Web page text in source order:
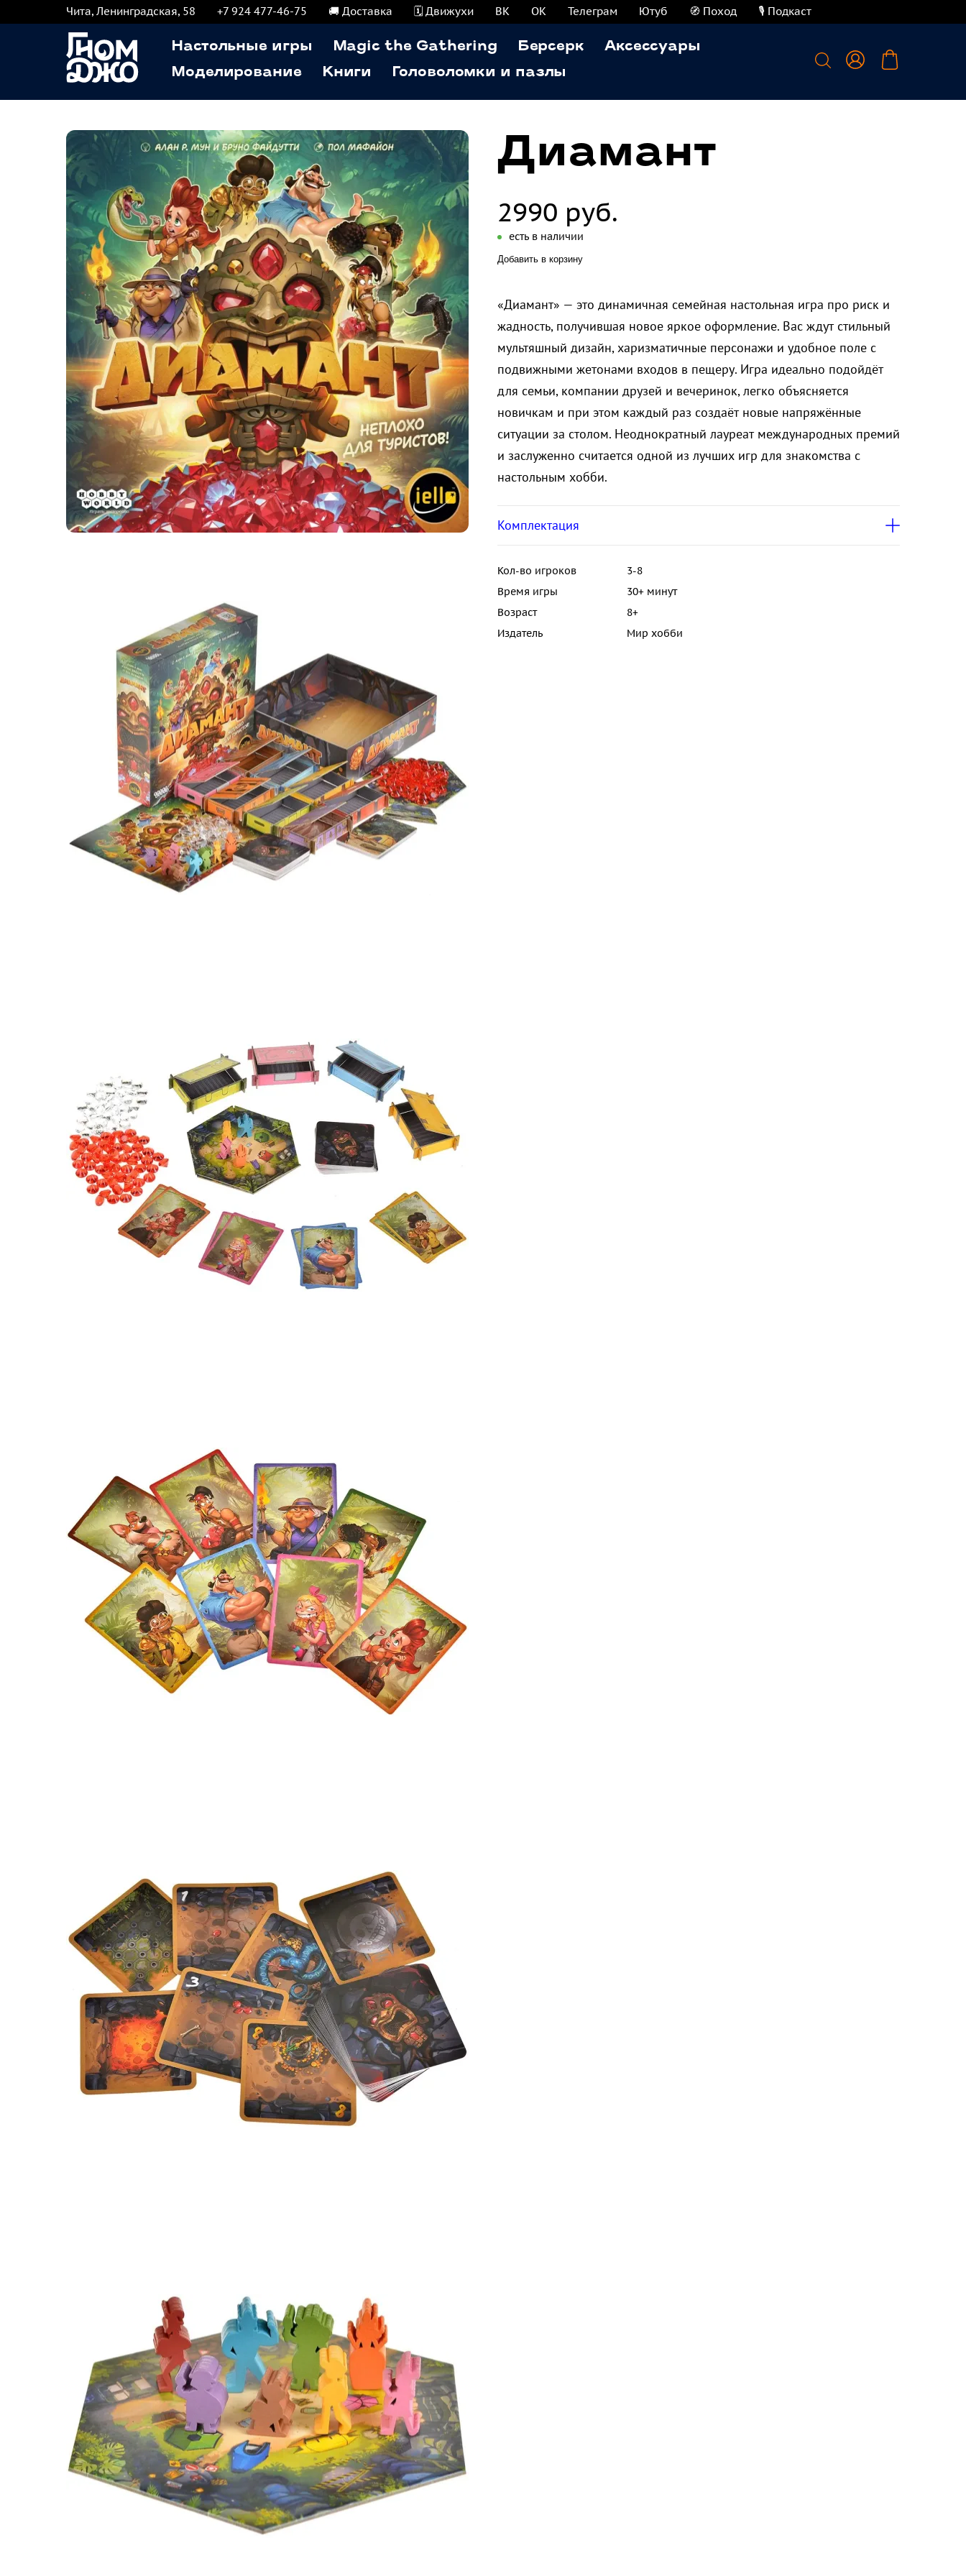
Чита, Ленинградская, 58 +7 924 477-46-75 🚚 Доставка 🗓️ Движухи ВК ОК Телеграм Ютуб 🧭 Поход 🎙️ Подкаст
Настольные игры Magic the Gathering Берсерк
Аксессуары
Моделирование
Книги Головоломки и пазлы
Диамант
2990 руб.
есть в наличии
Добавить в корзину
«Диамант» — это динамичная семейная настольная игра про риск и
жадность, получившая новое яркое оформление. Вас ждут стильный
мультяшный дизайн, харизматичные персонажи и удобное поле с
подвижными жетонами входов в пещеру. Игра идеально подойдёт
для семьи, компании друзей и вечеринок, легко объясняется
новичкам и при этом каждый раз создаёт новые напряжённые
ситуации за столом. Неоднократный лауреат международных премий
и заслуженно считается одной из лучших игр для знакомства с
настольным хобби.
Комплектация
Кол-во игроков
3-8
Время игры
30+ минут
Возраст
8+
Издатель
Мир хобби